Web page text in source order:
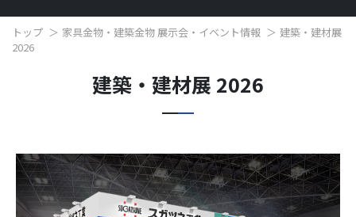
トップ 家具金物・建築金物 展示会・イベント情報
建築・建材展
2026
建築・建材展 2026